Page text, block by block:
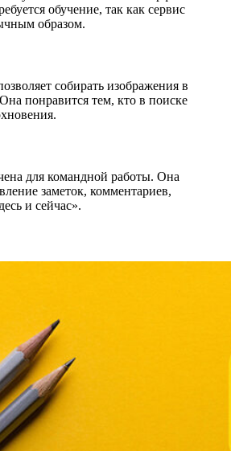
обучение, так как сервис
образом.
собирать изображения в
понравится тем, кто в поиске
для командной работы. Она
заметок, комментариев,
и сейчас».